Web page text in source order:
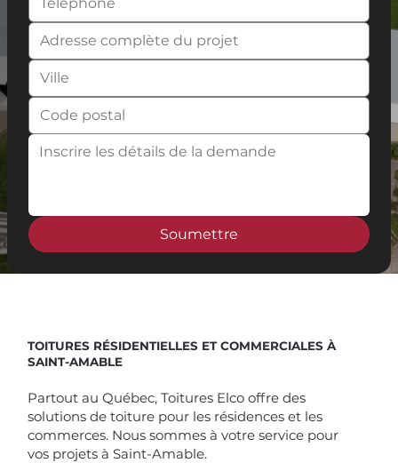
Soumettre
TOITURES RÉSIDENTIELLES ET COMMERCIALES À
SAINT-AMABLE
Partout au Québec, Toitures Elco offre des
solutions de toiture pour les résidences et les
commerces. Nous sommes à votre service pour
vos projets à Saint-Amable.